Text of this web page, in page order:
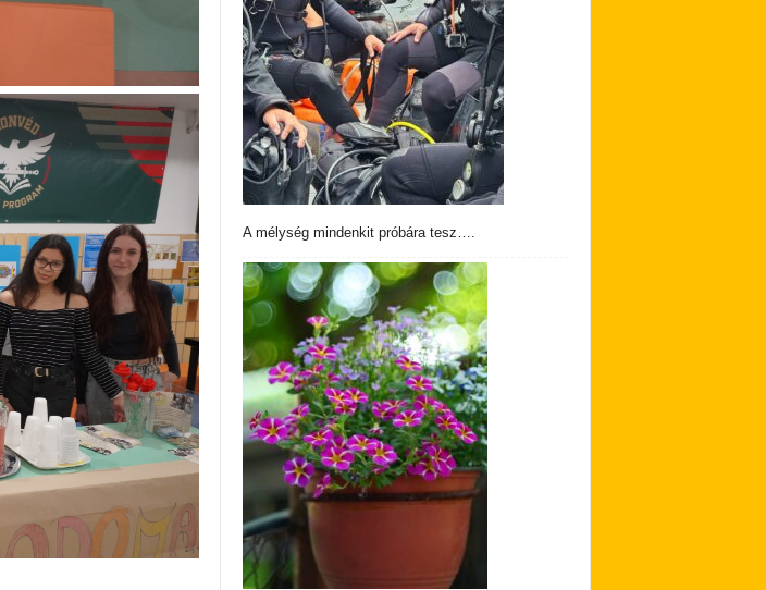
A mélység mindenkit próbára tesz….